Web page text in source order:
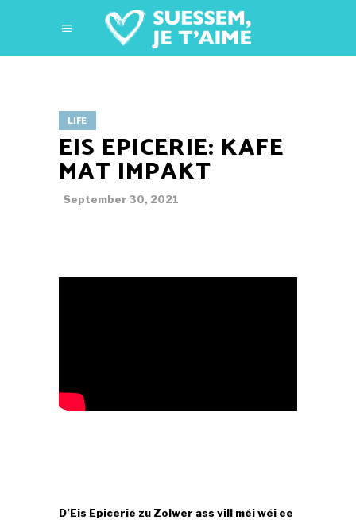
LIFE
EIS EPICERIE: KAFE
MAT IMPAKT
September 30, 2021
D’Eis Epicerie zu Zolwer ass vill méi wéi ee